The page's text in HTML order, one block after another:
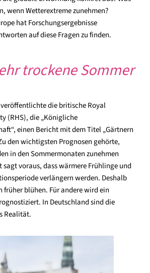
wenn Wetterextreme zunehmen?
hat Forschungsergebnisse
auf diese Fragen zu finden.
trockene Sommer
die britische Royal
(RHS), die „Königliche
einen Bericht mit dem Titel „Gärtnern
den wichtigsten Prognosen gehörte,
in den Sommermonaten zunehmen
sagt voraus, dass wärmere Frühlinge und
verlängern werden. Deshalb
früher blühen. Für andere wird ein
In Deutschland sind die
Realität.